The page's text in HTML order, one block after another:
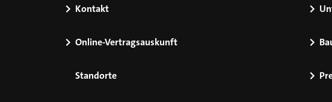
Kontakt
Online-Vertragsauskunft
Standorte